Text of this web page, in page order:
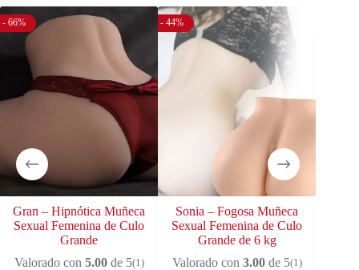
- 66%
Gran – Hipnótica Muñeca
Sexual Femenina de Culo
Grande
Valorado con 5.00de 5(1)
- 44%
Sonia – Fogosa Muñeca
Sexual Femenina de Culo
Grande de 6 kg
Valorado con 3.00de 5(1)